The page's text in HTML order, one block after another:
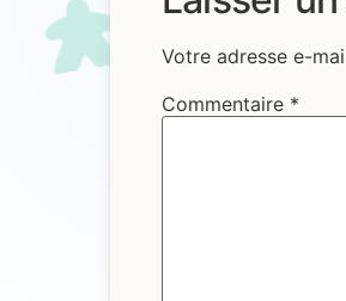
Votre adresse e-
Commentaire *